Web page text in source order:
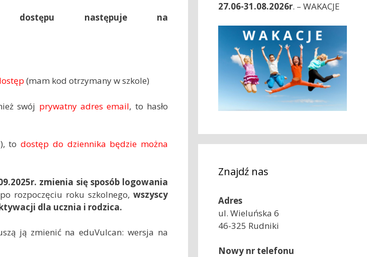
dostępu następuje na
(mam kod otrzymany w szkole)
swój prywatny adres email, to hasło
todostęp do dziennika będzie można
zmienia się sposób logowania
rozpoczęciu roku szkolnego,wszyscy
dla ucznia i rodzica.
ją zmienić na eduVulcan: wersja na
27.06-31.08.2026r. – WAKACJE
Znajdź nas
Adres
ul. Wieluńska 6
46-325 Rudniki
Nowy nr telefonu